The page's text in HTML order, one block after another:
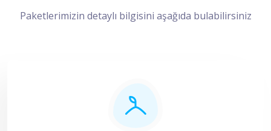
Paketlerimizin detaylı bilgisini aşağıda bulabilirsiniz